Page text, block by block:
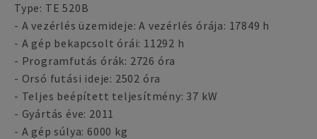
Type: TE 520B
- A vezérlés üzemideje: A vezérlés órája: 17849 h
- A gép bekapcsolt órái: 11292 h
- Programfutás órák: 2726 óra
- Orsó futási ideje: 2502 óra
- Teljes beépített teljesítmény: 37 kW
- Gyártás éve: 2011
- A gép súlya: 6000 kg